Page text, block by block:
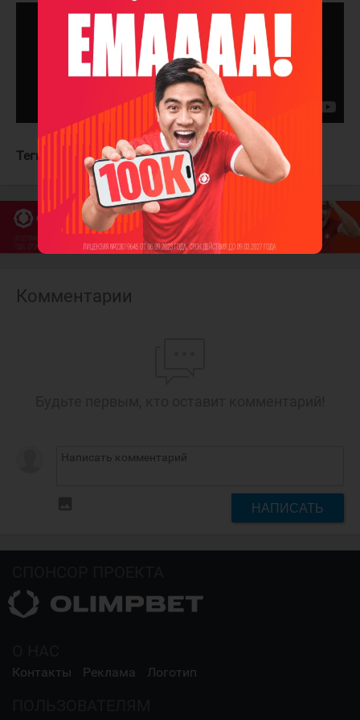
Теги: Нэшвилл Предаторз Питтсбург Пингвинз
Комментарии
НАПИСАТЬ
Контакты Реклама Логотип